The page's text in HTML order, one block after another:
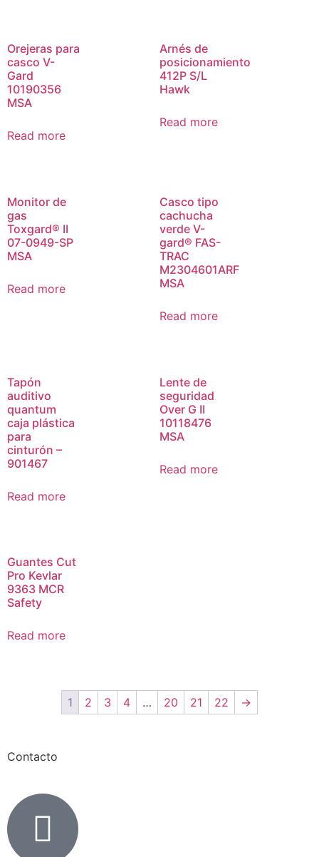
Orejeras para
casco V-
Gard
10190356
MSA
Read more
Arnés de
posicionamiento
412P S/L
Hawk
Read more
Monitor de
gas
Toxgard® II
07-0949-SP
MSA
Read more
Casco tipo
cachucha
verde V-
gard® FAS-
TRAC
M2304601ARF
MSA
Read more
Tapón
auditivo
quantum
caja plástica
para
cinturón –
901467
Read more
Lente de
seguridad
Over G II
10118476
MSA
Read more
Guantes Cut
Pro Kevlar
9363 MCR
Safety
Read more
1 2 3 4 … 20 21 22 →
Contacto